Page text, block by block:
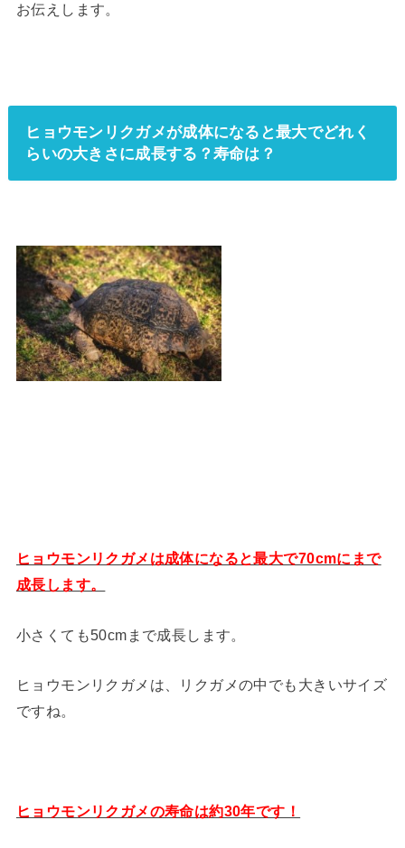
お伝えします。
ヒョウモンリクガメが成体になると最大でどれく
らいの大きさに成長する？寿命は？
ヒョウモンリクガメは成体になると最大で70cmにまで
成長します。
小さくても50cmまで成長します。
ヒョウモンリクガメは、リクガメの中でも大きいサイズ
ですね。
ヒョウモンリクガメの寿命は約30年です！